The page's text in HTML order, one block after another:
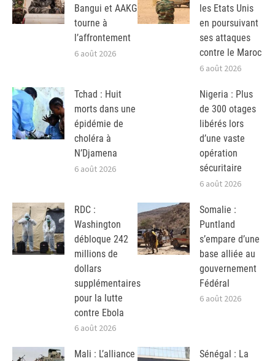
Bangui et AAKG
tourne à
l’affrontement
6 août 2026
les Etats Unis
en poursuivant
ses attaques
contre le Maroc
6 août 2026
Tchad : Huit
morts dans une
épidémie de
choléra à
N’Djamena
6 août 2026
Nigeria : Plus
de 300 otages
libérés lors
d’une vaste
opération
sécuritaire
6 août 2026
RDC :
Washington
débloque 242
millions de
dollars
supplémentaires
pour la lutte
contre Ebola
6 août 2026
Somalie :
Puntland
s’empare d’une
base alliée au
gouvernement
Fédéral
6 août 2026
Mali : L’alliance
Sénégal : La